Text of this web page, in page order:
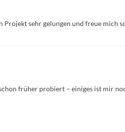
Projekt sehr gelungen und freue mich
früher probiert – einiges ist mir